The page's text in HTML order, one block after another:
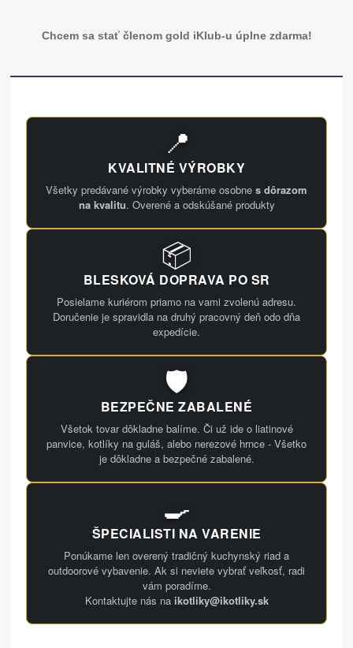
Chcem sa stať členom gold iKlub-u úplne zdarma!
📍
KVALITNÉ VÝROBKY
Všetky predávané výrobky vyberáme osobne s dôrazom
na kvalitu. Overené a odskúšané produkty
📦
BLESKOVÁ DOPRAVA PO SR
Posielame kuriérom priamo na vami zvolenú adresu.
Doručenie je spravidla na druhý pracovný deň odo dňa
expedície.
🛡️
BEZPEČNE ZABALENÉ
Všetok tovar dôkladne balíme. Či už ide o liatinové
panvice, kotlíky na guláš, alebo nerezové hrnce - Všetko
je dôkladne a bezpečné zabalené.
🍳
ŠPECIALISTI NA VARENIE
Ponúkame len overený tradičný kuchynský riad a
outdoorové vybavenie. Ak si neviete vybrať veľkosť, radi
vám poradíme.
Kontaktujte nás na ikotliky@ikotliky.sk